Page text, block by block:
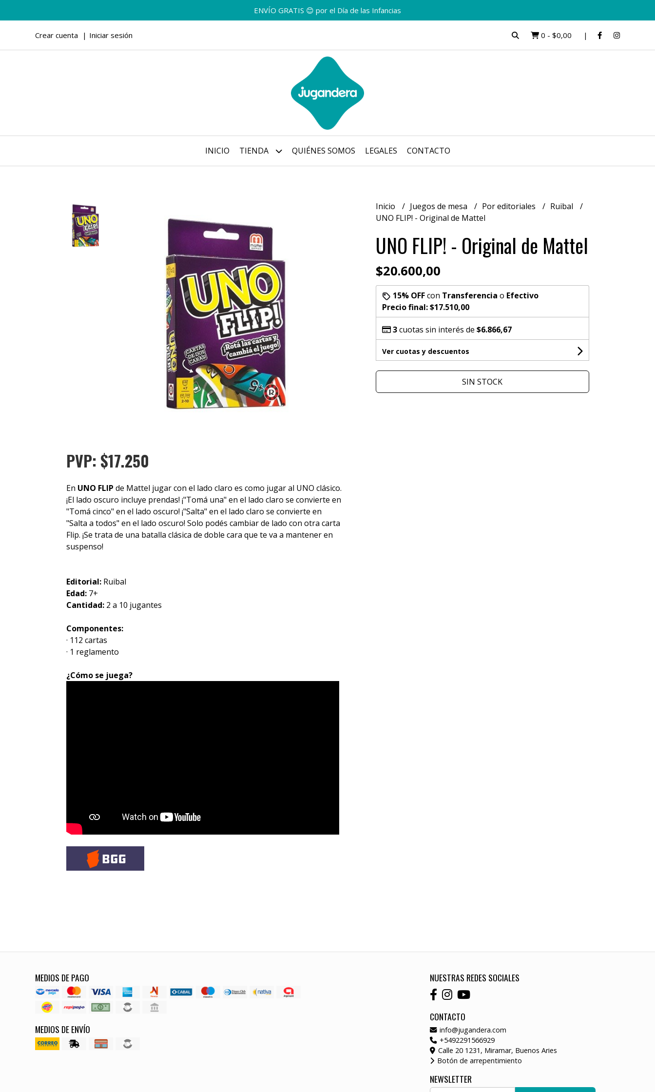
ENVÍO GRATIS 😊 por el Día de las Infancias
Crear cuenta Iniciar sesión 0 - $0,00
INICIO TIENDA QUIÉNES SOMOS LEGALES CONTACTO
PVP: $17.250
En UNO FLIP de Mattel jugar con el lado claro es como jugar al UNO clásico.
¡El lado oscuro incluye prendas! ¡"Tomá una" en el lado claro se convierte en
"Tomá cinco" en el lado oscuro! ¡"Salta" en el lado claro se convierte en
"Salta a todos" en el lado oscuro! Solo podés cambiar de lado con otra carta
Flip. ¡Se trata de una batalla clásica de doble cara que te va a mantener en
suspenso!
Editorial: Ruibal
Edad: 7+
Cantidad: 2 a 10 jugantes
Componentes:
· 112 cartas
· 1 reglamento
¿Cómo se juega?
Inicio Juegos de mesa Por editoriales
Ruibal
UNO FLIP! - Original de Mattel
UNO FLIP! - Original de Mattel
$20.600,00
15% OFFcon Transferencia o Efectivo
Precio final:$17.510,00
3cuotas sin interés de $6.866,67
Ver cuotas y descuentos
SIN STOCK
MEDIOS DE PAGO
MEDIOS DE ENVÍO
NUESTRAS REDES SOCIALES
CONTACTO
info@jugandera.com
+5492291566929
Calle 20 1231, Miramar, Buenos Aries
Botón de arrepentimiento
NEWSLETTER